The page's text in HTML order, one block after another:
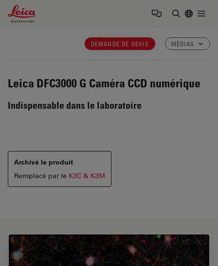
Leica Microsystems Logo
DEMANDE DE DEVIS MÉDIAS
Leica DFC3000 G Caméra CCD numérique
Indispensable dans le laboratoire
Archivé le produit
Remplacé par le K3C & K3M